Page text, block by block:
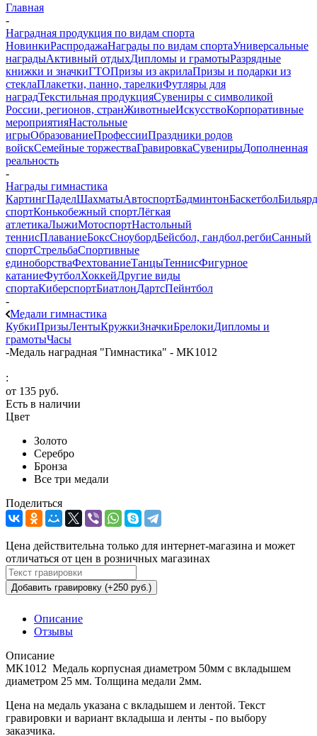
Главная
-
Наградная продукция по видам спорта
НовинкиРаспродажаНаграды по видам спортаУниверсальные
наградыАктивный отдыхДипломы и грамотыРазрядные
книжки и значкиГТОПризы из акрилаПризы и подарки из
стеклаПлакетки, панно, тарелкиФутляры для
наградТекстильная продукцияСувениры с символикой
России, регионов, странЖивотныеИскусствоКорпоративные
мероприятияНастольные
игрыОбразованиеПрофессииПраздники родов
войскСемейные торжестваГравировкаСувенирыДополненная
реальность
-
Награды гимнастика
КартингПаделШахматыАвтоспортБадминтонБаскетболБильярд
спортКонькобежный спортЛёгкая
атлетикаЛыжиМотоспортНастольный
теннисПлаваниеБоксСноубордБейсбол, гандбол,регбиСанный
спортСтрельбаСпортивные
единоборстваФехтованиеТанцыТеннисФигурное
катаниеФутболХоккейДругие виды
спортаКиберспортБиатлонДартсПейнтбол
-
Медали гимнастика
КубкиПризыЛентыКружкиЗначкиБрелокиДипломы и
грамотыЧасы
-Медаль наградная "Гимнастика" - MK1012
:
от 135 руб.
Есть в наличии
Цвет
Золото
Серебро
Бронза
Все три медали
Поделиться
Цена действительна только для интернет-магазина и может
отличаться от цен в розничных магазинах
Добавить гравировку (+250 руб.)
Описание
Отзывы
Описание
MK1012 Медаль корпусная диаметром 50мм с вкладышем
диаметром 25 мм. Толщина медали 2мм.
Цена на медаль указана с вкладышем и лентой. Текст
гравировки и вариант вкладыша и ленты - по выбору
заказчика.